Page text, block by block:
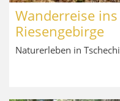
Wanderreise
Riesengebirge
Naturerleben in